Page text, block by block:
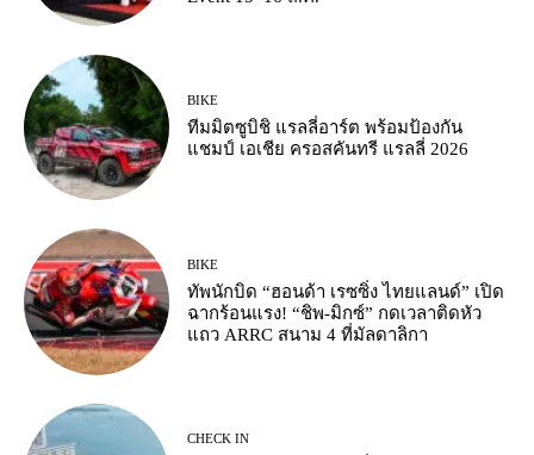
BIKE
ทีมมิตซูบิชิ แรลลี่อาร์ต พร้อมป้องกัน
แชมป์ เอเชีย ครอสคันทรี แรลลี่ 2026
BIKE
ทัพนักบิด “ฮอนด้า เรซซิ่ง ไทยแลนด์” เปิด
ฉากร้อนแรง! “ชิพ-มิกซ์” กดเวลาติดหัว
แถว ARRC สนาม 4 ที่มัลดาลิกา
CHECK IN